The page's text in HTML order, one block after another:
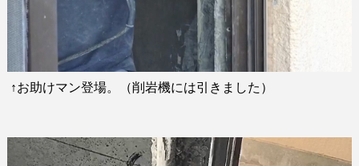
↑お助けマン登場。（削岩機には引きました）